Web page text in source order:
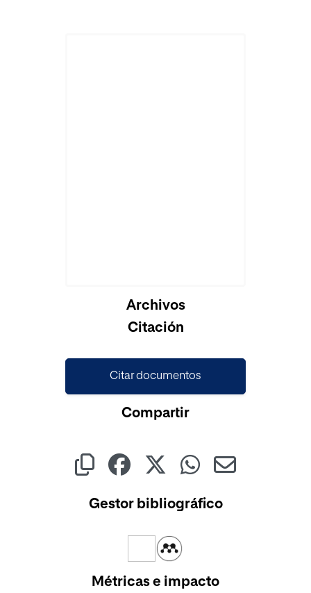
Archivos
Citación
Citar documentos
Compartir
Gestor bibliográfico
Métricas e impacto